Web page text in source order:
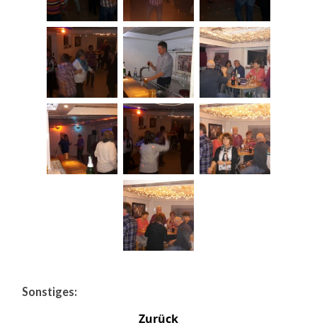
Sonstiges:
Zurück